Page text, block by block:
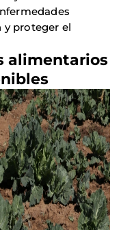
y proteger el
alimentarios